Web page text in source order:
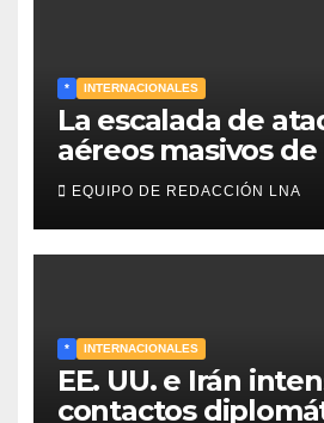
* INTERNACIONALES
La escalada de
aéreos masivos de
sobre Kiev y centros
energéticos eleva
en el conflicto
EQUIPO DE REDACCIÓN LNA
* INTERNACIONALES
EE. UU. e Irán
contactos